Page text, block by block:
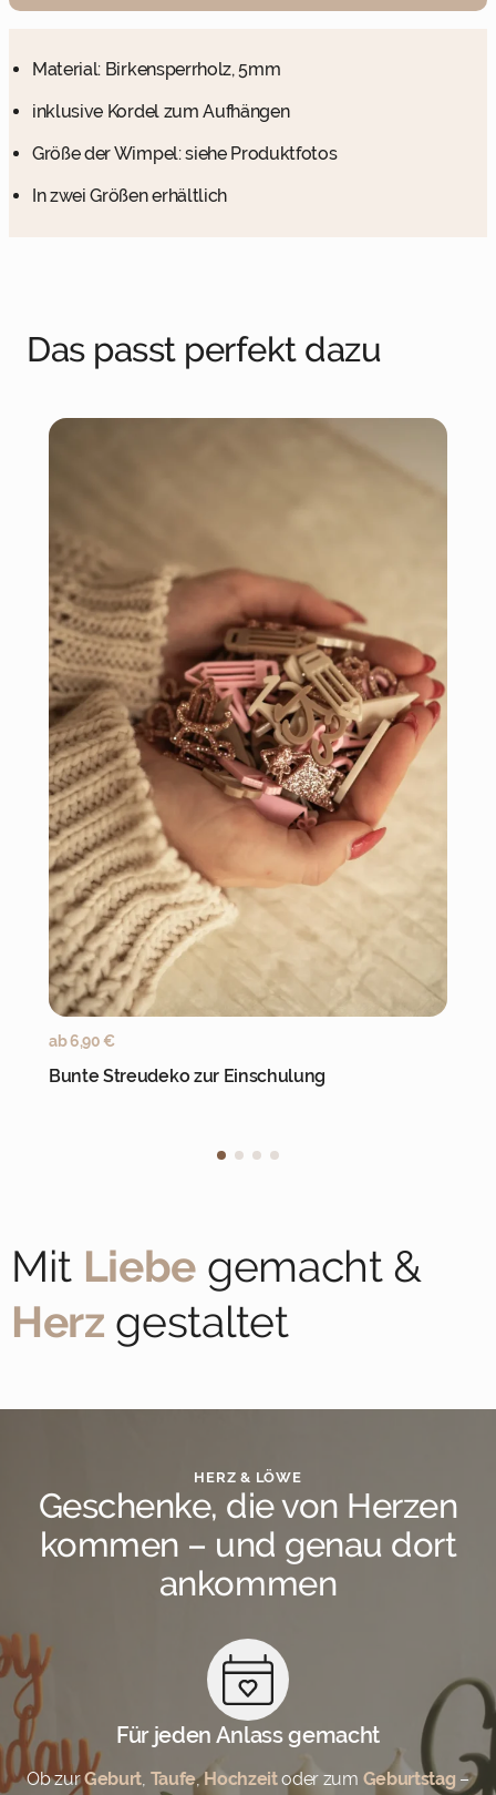
Material: Birkensperrholz, 5mm
inklusive Kordel zum Aufhängen
Größe der Wimpel: siehe Produktfotos
In zwei Größen erhältlich
Das passt perfekt dazu
ab6,90€
Bunte Streudeko zur Einschulung
Mit Liebe gemacht &
Herz gestaltet
HERZ & LÖWE
Geschenke, die von Herzen
kommen – und genau dort
ankommen
Für jeden Anlass gemacht
Ob zurGeburt Taufe,Hochzeitoder zum Geburtstag –